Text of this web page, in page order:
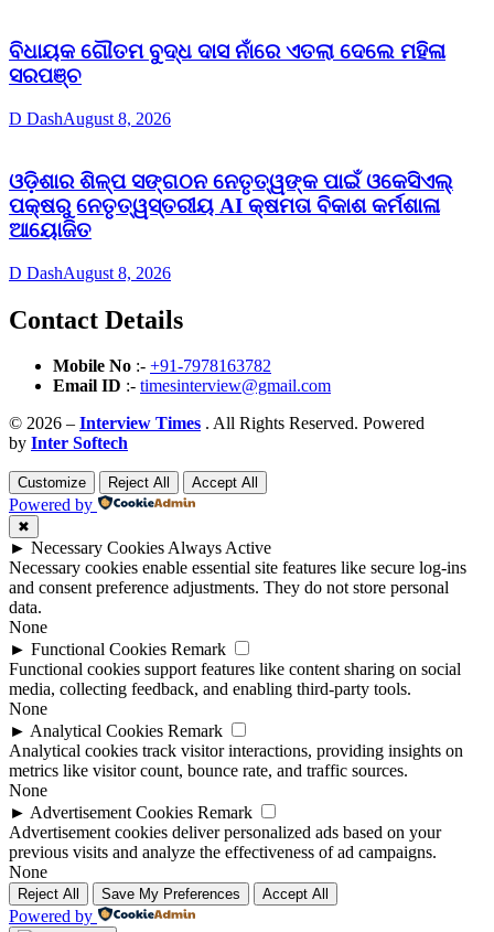
ବିଧାୟକ ଗୌତମ ବୁଦ୍ଧ ଦାସ ନାଁରେ ଏତଲା ଦେଲେ ମହିଳା
ସରପଞ୍ଚ
D DashAugust 8, 2026
ଓଡ଼ିଶାର ଶିଳ୍ପ ସଙ୍ଗଠନ ନେତୃତ୍ୱଙ୍କ ପାଇଁ ଓକେସିଏଲ୍
ପକ୍ଷରୁ ନେତୃତ୍ୱସ୍ତରୀୟ AI କ୍ଷମତା ବିକାଶ କର୍ମଶାଳା
ଆୟୋଜିତ
D DashAugust 8, 2026
Contact Details
Mobile No :- +91-7978163782
Email ID :- timesinterview@gmail.com
© 2026 – Interview Times . All Rights Reserved. Powered
by Inter Softech
Customize Reject All Accept All
Powered by
✖
► Necessary CookiesAlways Active
Necessary cookies enable essential site features like secure log-ins
and consent preference adjustments. They do not store personal
data.
None
► Functional Cookies Remark
Functional cookies support features like content sharing on social
media, collecting feedback, and enabling third-party tools.
None
► Analytical Cookies Remark
Analytical cookies track visitor interactions, providing insights on
metrics like visitor count, bounce rate, and traffic sources.
None
► Advertisement Cookies Remark
Advertisement cookies deliver personalized ads based on your
previous visits and analyze the effectiveness of ad campaigns.
None
Reject All Save My Preferences Accept All
Powered by